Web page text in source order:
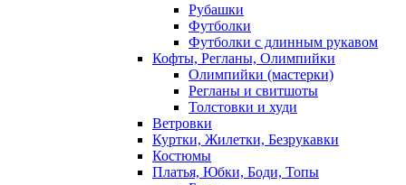
Рубашки
Футболки
Футболки с длинным рукавом
Кофты, Регланы, Олимпийки
Олимпийки (мастерки)
Регланы и свитшоты
Толстовки и худи
Ветровки
Куртки, Жилетки, Безрукавки
Костюмы
Платья, Юбки, Боди, Топы